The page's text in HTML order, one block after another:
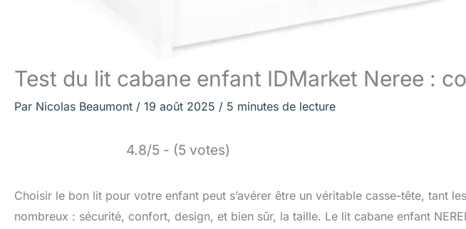
Test du lit cabane enfant IDMarket Neree :
Par Nicolas Beaumont / 19 août 2025 / 5 minutes de lecture
4.8/5 - (5 votes)
Choisir le bon lit pour votre enfant peut s’avérer être un véritable casse-tête, tant
nombreux : sécurité, confort, design, et bien sûr, la taille. Le lit cabane enfant